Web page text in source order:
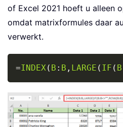
of Excel 2021 hoeft u alleen
omdat matrixformules daar
verwerkt.
=INDEX( B : B , LARGE ( IF ( B